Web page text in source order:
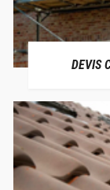
DEVIS